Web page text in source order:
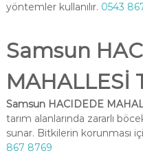
yöntemler kullanılır. 0543
Samsun
MAHALLESİ
Samsun HACIDEDE
tarım alanlarında zararlı
sunar. Bitkilerin korunması
867 8769